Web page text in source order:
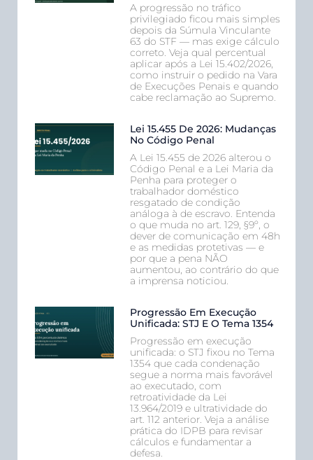
A progressão no tráfico
privilegiado ficou mais simples
depois da Súmula Vinculante
63 do STF — mas exige cálculo
correto. Veja qual percentual
aplicar após a Lei 15.402/2026,
como instruir o pedido na Vara
de Execuções Penais e quando
cabe reclamação ao Supremo.
Lei 15.455 De 2026: Mudanças
No Código Penal
A Lei 15.455 de 2026 alterou o
Código Penal e a Lei Maria da
Penha para proteger o
trabalhador doméstico
resgatado de condição
análoga à de escravo. Entenda
o que muda no art. 129, §9º, o
dever de comunicação em 48h
e as medidas protetivas — e
por que a pena NÃO
aumentou, ao contrário do que
a imprensa noticiou.
Progressão Em Execução
Unificada: STJ E O Tema 1354
Progressão em execução
unificada: o STJ fixou no Tema
1354 que cada condenação
segue a norma mais favorável
ao executado, com
retroatividade da Lei
13.964/2019 e ultratividade do
art. 112 anterior. Veja a análise
prática do IDPB para revisar
cálculos e fundamentar a
defesa.